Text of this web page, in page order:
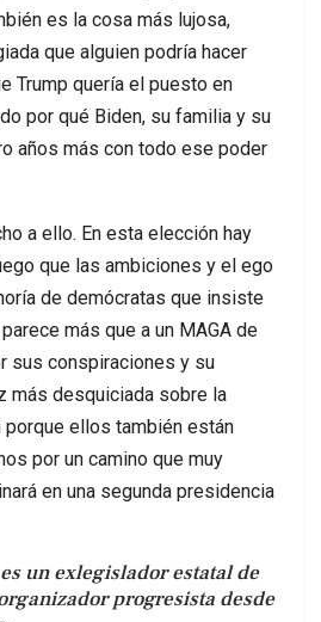
es la cosa más lujosa,
que alguien podría hacer
Trump quería el puesto en
por qué Biden, su familia y su
años más con todo ese poder
a ello. En esta elección hay
que las ambiciones y el ego
de demócratas que insiste
más que a un MAGA de
sus conspiraciones y su
más desquiciada sobre la
porque ellos también están
por un camino que muy
en una segunda presidencia
un exlegislador estatal de
progresista desde